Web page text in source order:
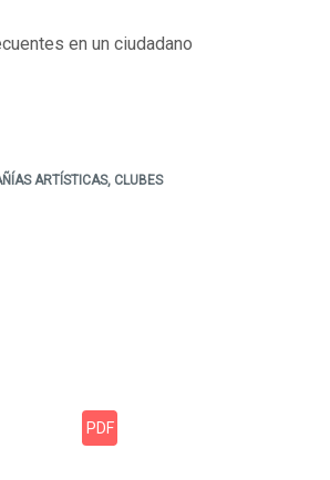
en un ciudadano
ARTÍSTICAS, CLUBES
PDF